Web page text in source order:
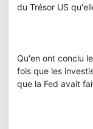
du Trésor US
Qu'en ont conclu
fois que les
que la Fed avait